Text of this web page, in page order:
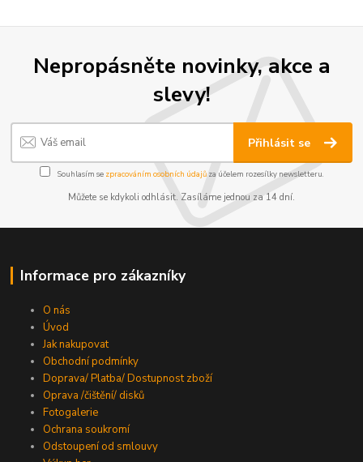
Nepropásněte novinky, akce a
slevy!
Přihlásit se
Souhlasím se zpracováním osobních údajůza účelem rozesílky newsletteru.
Můžete se kdykoli odhlásit. Zasíláme jednou za 14 dní.
Informace pro zákazníky
O nás
Úvod
Jak nakupovat
Obchodní podmínky
Doprava/ Platba/ Dostupnost zboží
Oprava /čištění/ disků
Fotogalerie
Ochrana soukromí
Odstoupení od smlouvy